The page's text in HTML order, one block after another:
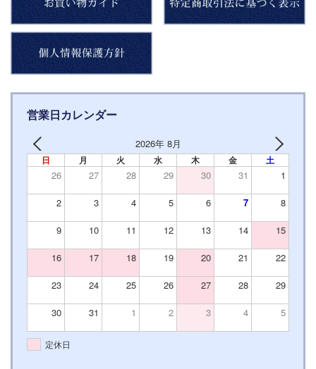
営業日カレンダー
2026年 8月
日 月 火 水 木 金 土
26 27 28 29 30 31 1
2 3 4 5 6 7 8
9 10 11 12 13 14 15
16 17 18 19 20 21 22
23 24 25 26 27 28 29
30 31 1 2 3 4 5
定休日